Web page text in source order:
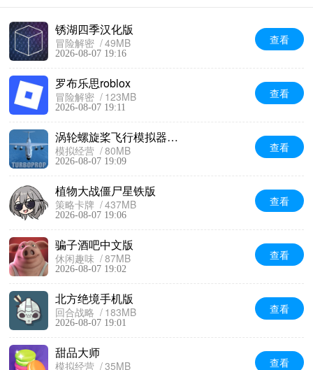
锈湖四季汉化版
冒险解密 49MB
2026-08-07 19:16
查看
罗布乐思roblox
冒险解密 123MB
2026-08-07 19:11
查看
涡轮螺旋桨飞行模拟器无限金币版
模拟经营 80MB
2026-08-07 19:09
查看
植物大战僵尸星铁版
策略卡牌 437MB
2026-08-07 19:06
查看
骗子酒吧中文版
休闲趣味 87MB
2026-08-07 19:02
查看
北方绝境手机版
回合战略 183MB
2026-08-07 19:01
查看
甜品大师
模拟经营 35MB 查看